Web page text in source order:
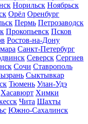
Норильск Ноябрьск
Орёл Оренбург
Пермь Петрозаводск
Прокопьевск Псков
Ростов-на-Дону
Санкт-Петербург
Северск Сергиев
Сочи Ставрополь
Сыктывкар
Тюмень Улан-Удэ
Хасавюрт Химки
Чита Шахты
Южно-Сахалинск